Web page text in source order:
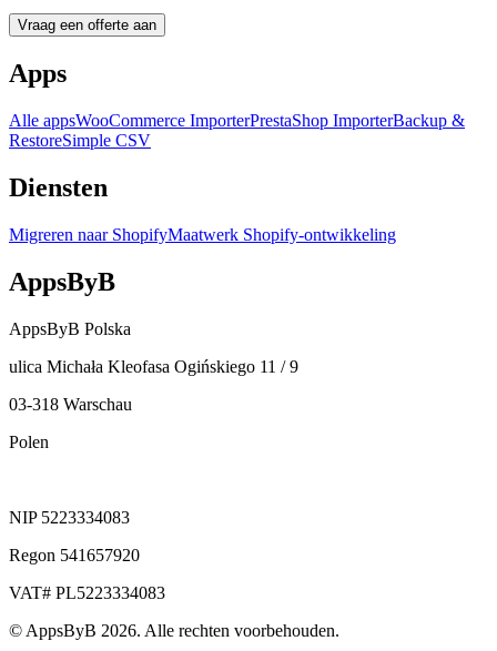
Vraag een offerte aan
Apps
Alle appsWooCommerce ImporterPrestaShop ImporterBackup &
RestoreSimple CSV
Diensten
Migreren naar ShopifyMaatwerk Shopify-ontwikkeling
AppsByB
AppsByB Polska
ulica Michała Kleofasa Ogińskiego 11 / 9
03-318 Warschau
Polen
NIP 5223334083
Regon 541657920
VAT# PL5223334083
© AppsByB 2026. Alle rechten voorbehouden.